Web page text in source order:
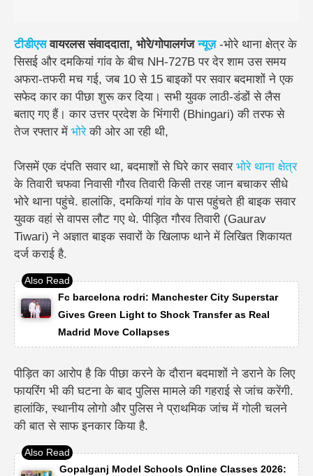
टीडीएसवायरलस संवाददाता, भोरे/गोपालगंजन्यूज़-भोरे थाना क्षेत्र के
सिसई और दमकियां गांव के बीच NH-727B पर देर शाम उस समय
अफरा-तफरी मच गई, जब 10 से 15 बाइकों पर सवार बदमाशों ने एक
सफेद कार का पीछा शुरू कर दिया। सभी युवक लाठी-डंडों से लैस
बताए गए हैं।कार उत्तर प्रदेश के भिंगारी (Bhingari) की तरफ से
तेज रफ्तार में भोरेकी ओर आ रही थी,
जिसमें एक दंपति सवार था, बदमाशों से घिरे कार सवार भोरे थाना क्षेत्र
के तिवारी चफवा निवासी गौरव तिवारी किसी तरह जान बचाकर सीधे
भोरे थाना पहुंचे. हालांकि, दमकियां गांव के पास पहुंचते ही बाइक सवार
युवक वहां से वापस लौट गए थे. पीड़ित गौरव तिवारी (Gaurav
Tiwari) ने अज्ञात बाइक सवारों के खिलाफ थाने में लिखित शिकायत
दर्ज कराई है.
Fc barcelona rodri: Manchester City Superstar
Gives Green Light to Shock Transfer as Real
Madrid Move Collapses
पीड़ित का आरोप है कि पीछा करने के दौरान बदमाशों ने डराने के लिए
फायरिंग भी की घटना के बाद पुलिस मामले की गहराई से जांच करेंगी.
हालांकि, स्थानीय लोगो और पुलिस ने प्राथमिक जांच में गोली चलने
की बात से साफ इनकार किया है.
Gopalganj Model Schools Online Classes 2026: